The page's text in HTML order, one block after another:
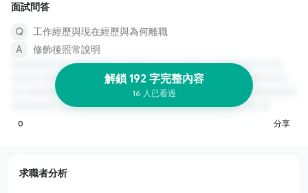
面試問答
工作經歷與現在經歷與為何離職
修飾後照常說明
解鎖 192 字完整內容
16 人已看過
0 分享
求職者分析